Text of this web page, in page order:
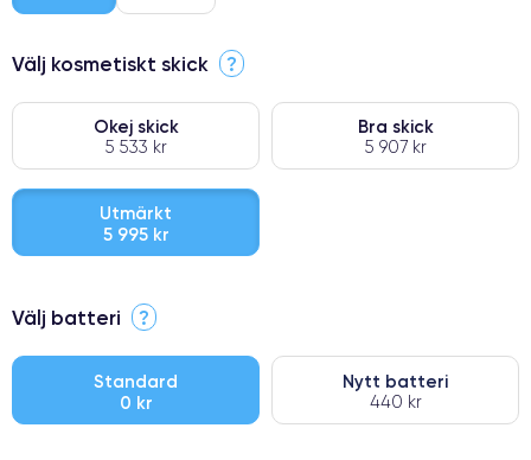
Välj kosmetiskt skick ?
Okej skick
5 533 kr
Bra skick
5 907 kr
Utmärkt
5 995 kr
⭐ Premium
● Oklanderlig kvalitetsskärm
● Endast 5% av våra telefoner har premiumklassning
Välj batteri ?
Standard
0 kr
Nytt batteri
440 kr